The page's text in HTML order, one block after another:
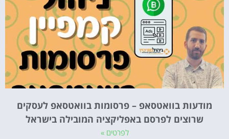
מודעות בוואטסאפ – פרסומות בוואטסאפ לעסקים
שרוצים לפרסם באפליקציה המובילה בישראל
לפרטים »